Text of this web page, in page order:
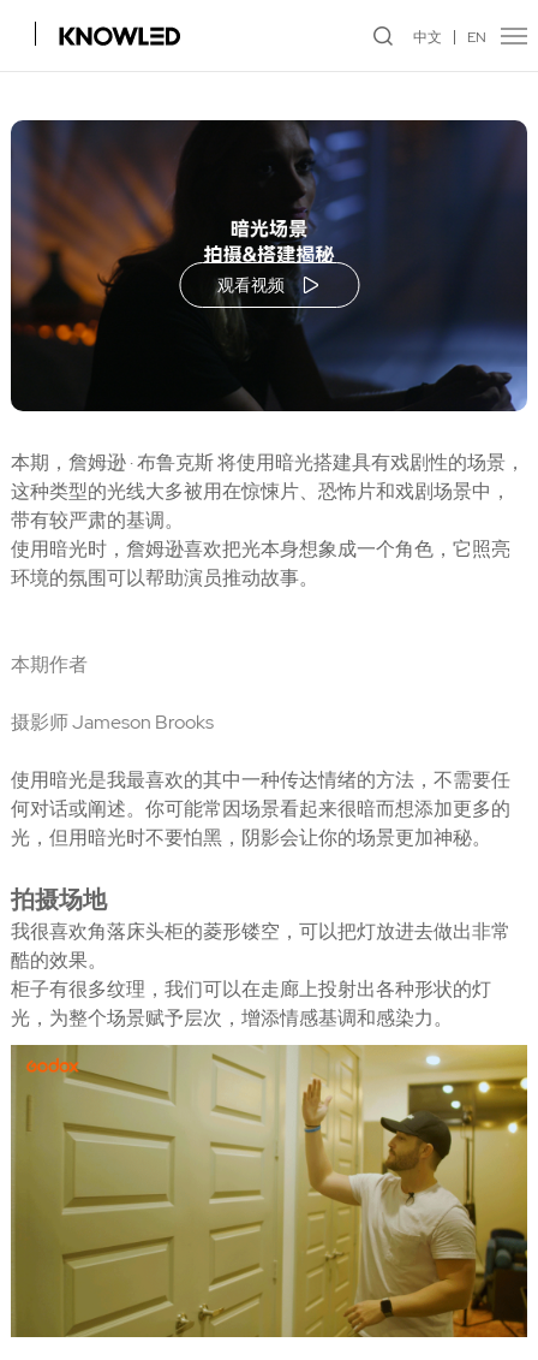
中文 EN
观看视频
本期，詹姆逊 · 布鲁克斯 将使用暗光搭建具有戏剧性的场景，
这种类型的光线大多被用在惊悚片、恐怖片和戏剧场景中，
带有较严肃的基调。
使用暗光时，詹姆逊喜欢把光本身想象成一个角色，它照亮
环境的氛围可以帮助演员推动故事。
本期作者
摄影师 Jameson Brooks
使用暗光是我最喜欢的其中一种传达情绪的方法，不需要任
何对话或阐述。你可能常因场景看起来很暗而想添加更多的
光，但用暗光时不要怕黑，阴影会让你的场景更加神秘。
拍摄场地
我很喜欢角落床头柜的菱形镂空，可以把灯放进去做出非常
酷的效果。
柜子有很多纹理，我们可以在走廊上投射出各种形状的灯
光，为整个场景赋予层次，增添情感基调和感染力。